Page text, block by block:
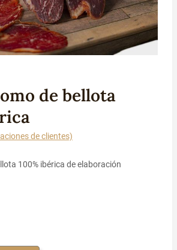
de bellota
de clientes)
100% ibérica de elaboración